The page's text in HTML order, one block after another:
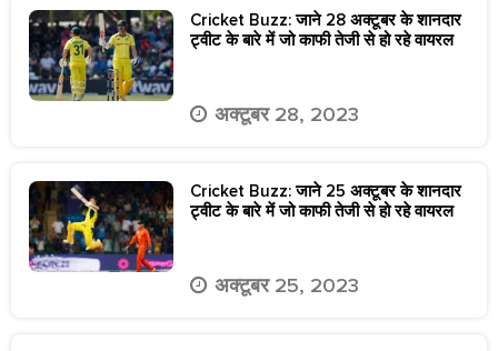
Cricket Buzz: जाने 28 अक्टूबर के शानदार
ट्वीट के बारे में जो काफी तेजी से हो रहे वायरल
अक्टूबर 28, 2023
Cricket Buzz: जाने 25 अक्टूबर के शानदार
ट्वीट के बारे में जो काफी तेजी से हो रहे वायरल
अक्टूबर 25, 2023